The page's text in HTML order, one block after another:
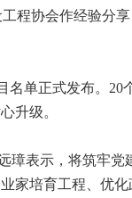
程协会作经验分
单正式发布。20
升级。
表示，将筑牢党
家培育工程、优